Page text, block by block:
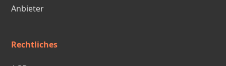
Anbieter
Rechtliches